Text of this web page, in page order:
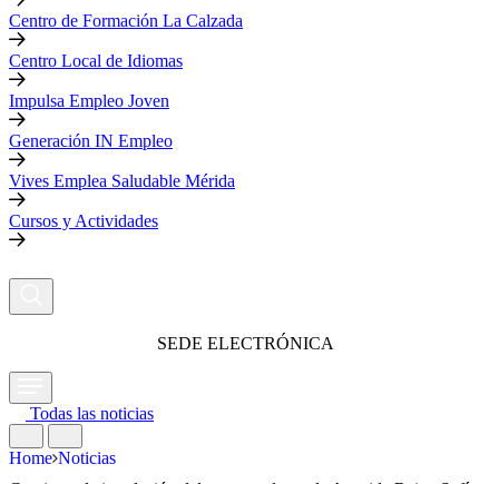
Centro de Formación La Calzada
Centro Local de Idiomas
Impulsa Empleo Joven
Generación IN Empleo
Vives Emplea Saludable Mérida
Cursos y Actividades
SEDE ELECTRÓNICA
Todas las noticias
Home Noticias